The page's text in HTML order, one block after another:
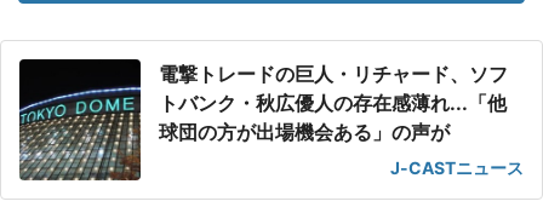
電撃トレードの巨人・リチャード、ソフ
トバンク・秋広優人の存在感薄れ...「他
球団の方が出場機会ある」の声が
J-CASTニュース